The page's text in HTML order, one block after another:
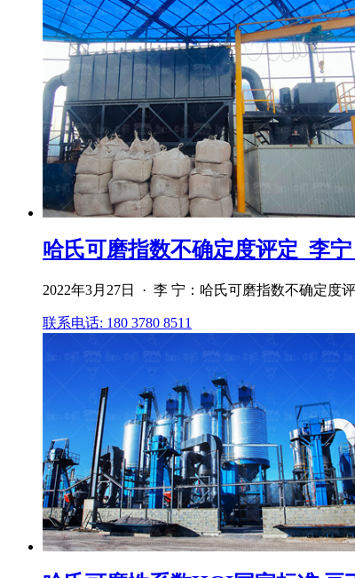
哈氏可磨指数不确定度评定_李
2022年3月27日 · 李 宁：哈氏可磨指数不确定度
联系电话: 180 3780 8511